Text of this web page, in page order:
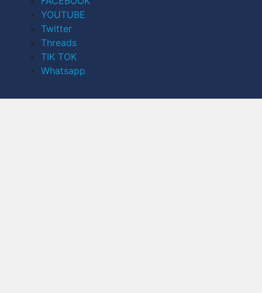
YOUTUBE
Twitter
Threads
TIK TOK
Whatsapp